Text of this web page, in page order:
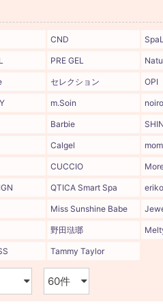
CND
PRE GEL
セレクション OPI
m.Soin noiro
Barbie
Calgel
CUCCIO
QTICA Smart Spa
Miss Sunshine Babe
野田琺瑯
Tammy Taylor